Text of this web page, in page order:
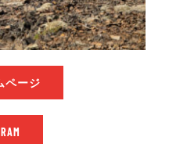
ページ